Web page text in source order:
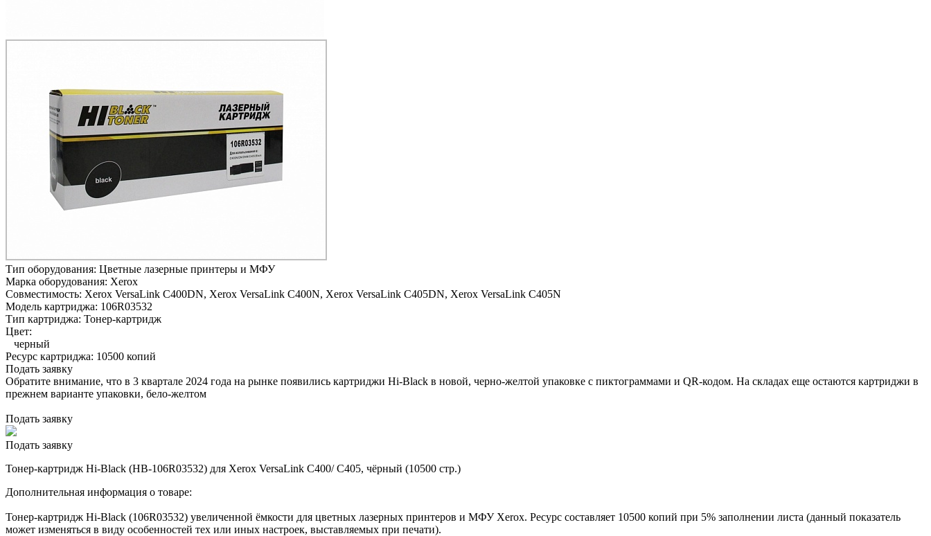
Тип оборудования: Цветные лазерные принтеры и МФУ
Марка оборудования: Xerox
Совместимость: Xerox VersaLink C400DN, Xerox VersaLink C400N, Xerox VersaLink C405DN, Xerox VersaLink C405N
Модель картриджа: 106R03532
Тип картриджа: Тонер-картридж
Цвет:
черный
Ресурс картриджа: 10500 копий
Подать заявку
Обратите внимание, что в 3 квартале 2024 года на рынке появились картриджи Hi-Black в новой, черно-желтой упаковке с пиктограммами и QR-кодом. На складах еще остаются картриджи в
прежнем варианте упаковки, бело-желтом
Подать заявку
Подать заявку
Тонер-картридж Hi-Black (HB-106R03532) для Xerox VersaLink C400/ C405, чёрный (10500 стр.)
Дополнительная информация о товаре:
Тонер-картридж Hi-Black (106R03532) увеличенной ёмкости для цветных лазерных принтеров и МФУ Xerox. Ресурс составляет 10500 копий при 5% заполнении листа (данный показатель
может изменяться в виду особенностей тех или иных настроек, выставляемых при печати).